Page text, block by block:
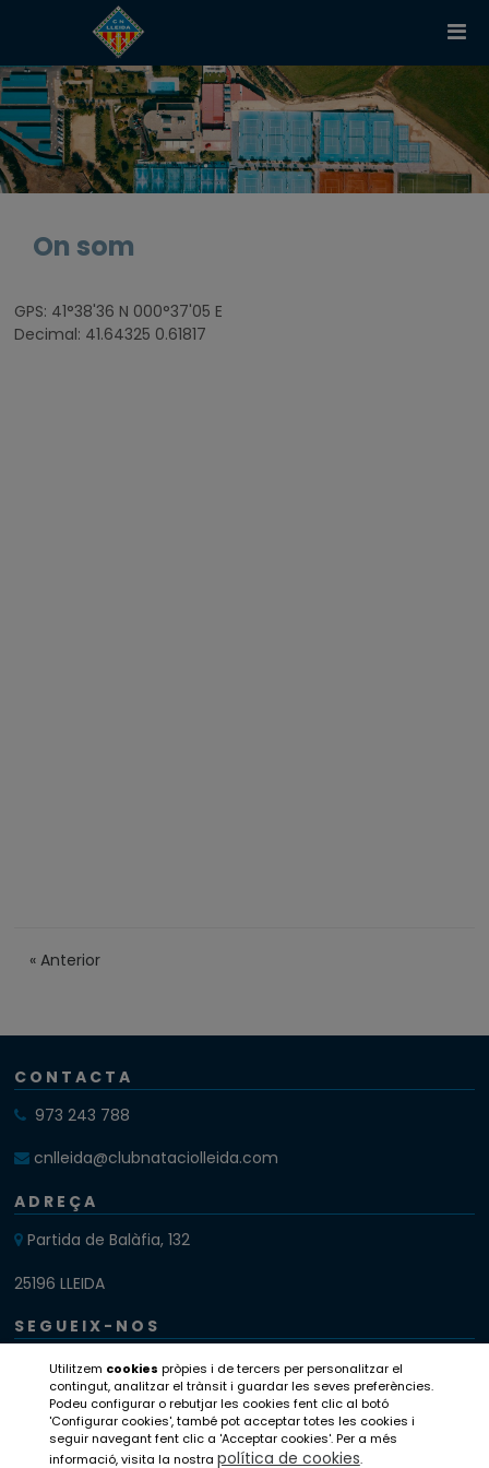
On som
GPS: 41°38'36 N 000°37'05 E
Decimal: 41.64325 0.61817
«Anterior
CONTACTA
973 243 788
cnlleida@clubnataciolleida.com
ADREÇA
Partida de Balàfia, 132
25196 LLEIDA
SEGUEIX-NOS
Instagram
Twitter
Facebook
Utilitzem cookies pròpies i de tercers per personalitzar el
contingut, analitzar el trànsit i guardar les seves preferències.
Podeu configurar o rebutjar les cookies fent clic al botó
'Configurar cookies', també pot acceptar totes les cookies i
seguir navegant fent clic a 'Acceptar cookies'. Per a més
informació, visita la nostra política de cookies.